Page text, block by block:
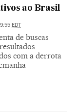
ao Brasil
EDT
de buscas
com a derrota